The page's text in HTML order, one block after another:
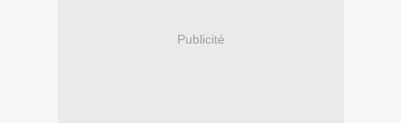
Publicité